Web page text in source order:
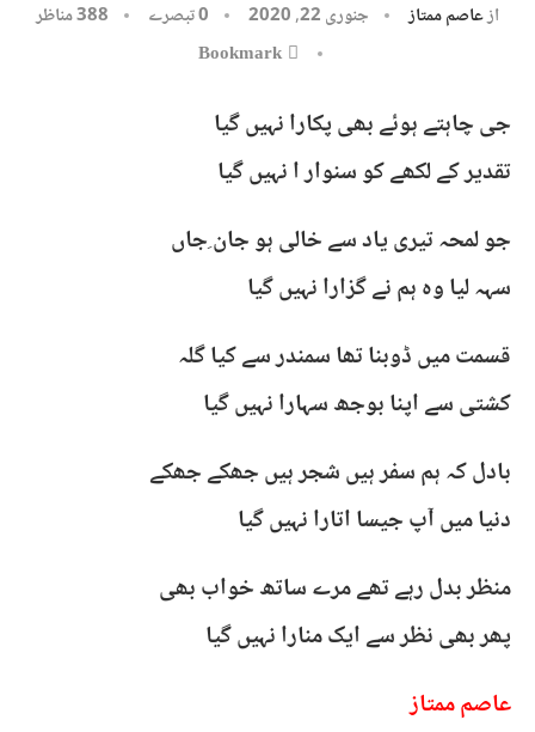
ازعاصم ممتاز جنوری 22, 2020 0 تبصرے 388مناظر
Bookmark
جی چاہتے ہوئے بھی پکارا نہیں گیا
تقدیر کے لکھے کو سنوار ا نہیں گیا
جو لمحہ تیری یاد سے خالی ہو جان ِجاں
سہہ لیا وہ ہم نے گزارا نہیں گیا
قسمت میں ڈوبنا تھا سمندر سے کیا گلہ
کشتی سے اپنا بوجھ سہارا نہیں گیا
بادل کہ ہم سفر ہیں شجر ہیں جھکے جھکے
دنیا میں آپ جیسا اتارا نہیں گیا
منظر بدل رہے تھے مرے ساتھ خواب بھی
پھر بھی نظر سے ایک منارا نہیں گیا
عاصم ممتاز